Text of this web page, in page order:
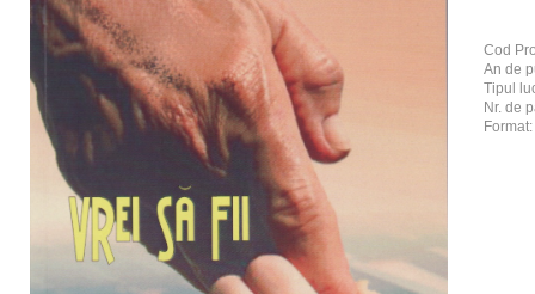
Cod
An de
Tipul
Nr. de
Format: